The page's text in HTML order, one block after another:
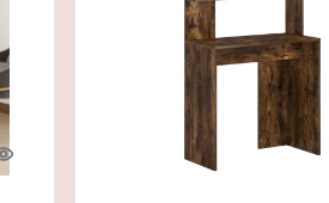
Quick look